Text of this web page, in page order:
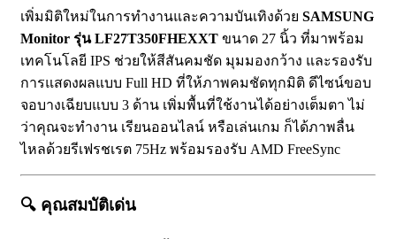
เพิ่มมิติใหม่ในการทำงานและความบันเทิงด้วย SAMSUNG
Monitor รุ่น LF27T350FHEXXT ขนาด 27 นิ้ว ที่มาพร้อม
เทคโนโลยี IPS ช่วยให้สีสันคมชัด มุมมองกว้าง และรองรับ
การแสดงผลแบบ Full HD ที่ให้ภาพคมชัดทุกมิติ ดีไซน์ขอบ
จอบางเฉียบแบบ 3 ด้าน เพิ่มพื้นที่ใช้งานได้อย่างเต็มตา ไม่
ว่าคุณจะทำงาน เรียนออนไลน์ หรือเล่นเกม ก็ได้ภาพลื่น
ไหลด้วยรีเฟรชเรต 75Hz พร้อมรองรับ AMD FreeSync
🔍 คุณสมบัติเด่น